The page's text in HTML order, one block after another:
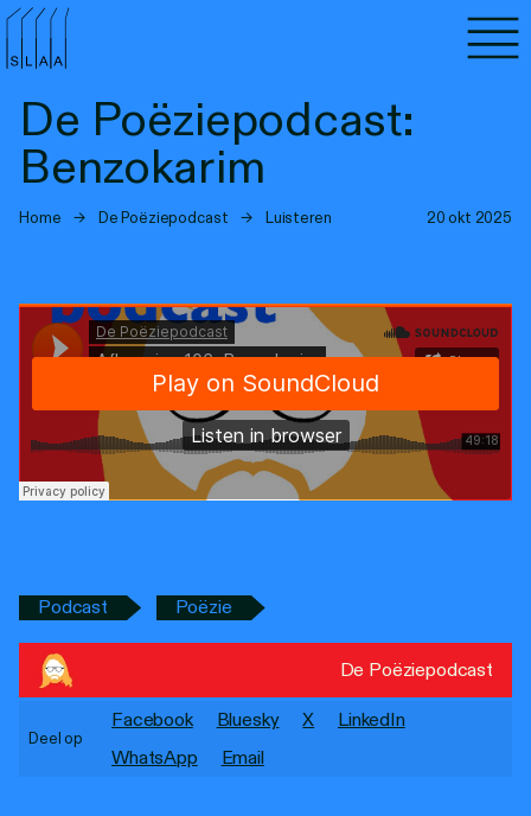
De Poëziepodcast:
Benzokarim
Home → De Poëziepodcast → Luisteren 20 okt 2025
Podcast Poëzie
De Poëziepodcast
Deel op
Facebook Bluesky X
LinkedIn
WhatsApp
Email
Agenda
Programma's
Lezen
Nieuwsbrief
Over SLAA
Vacatures
Locaties
Toegankelijkheid
Stadsdichter